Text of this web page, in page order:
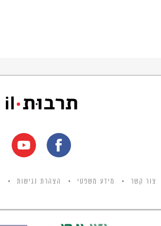
צור קשר מידע משפטי הצהרת נגישות